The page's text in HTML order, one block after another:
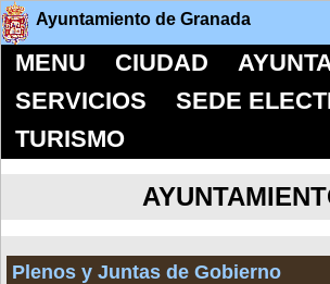
Ayuntamiento de Granada
MENU CIUDAD
SERVICIOS
SEDE
TURISMO
Plenos y Juntas de Gobierno